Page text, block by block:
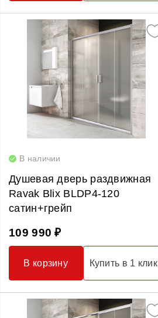
В наличии
Душевая дверь раздвижная
Ravak Blix BLDP4-120
сатин+грейп
109 990 ₽
В корзину Купить в 1 клик